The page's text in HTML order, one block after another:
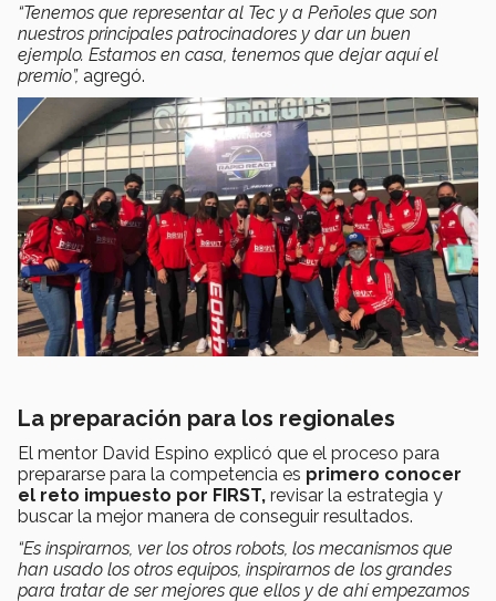
“Tenemos que representar al Tec y a Peñoles que son
nuestros principales patrocinadores y dar un buen
ejemplo. Estamos en casa, tenemos que dejar aquí el
premio”, agregó.
La preparación para los regionales
El mentor David Espino explicó que el proceso para
prepararse para la competencia es primero conocer
el reto impuesto por FIRST, revisar la estrategia y
buscar la mejor manera de conseguir resultados.
“Es inspirarnos, ver los otros robots, los mecanismos que
han usado los otros equipos, inspirarnos de los grandes
para tratar de ser mejores que ellos y de ahí empezamos